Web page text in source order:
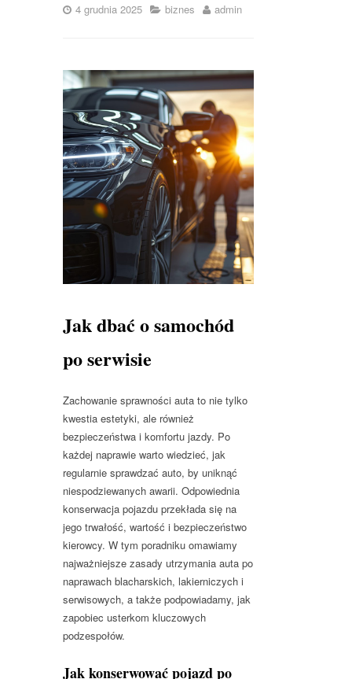
4 grudnia 2025 biznes admin
Jak dbać o samochód
po serwisie
Zachowanie sprawności auta to nie tylko
kwestia estetyki, ale również
bezpieczeństwa i komfortu jazdy. Po
każdej naprawie warto wiedzieć, jak
regularnie sprawdzać auto, by uniknąć
niespodziewanych awarii. Odpowiednia
konserwacja pojazdu przekłada się na
jego trwałość, wartość i bezpieczeństwo
kierowcy. W tym poradniku omawiamy
najważniejsze zasady utrzymania auta po
naprawach blacharskich, lakierniczych i
serwisowych, a także podpowiadamy, jak
zapobiec usterkom kluczowych
podzespołów.
Jak konserwować pojazd po